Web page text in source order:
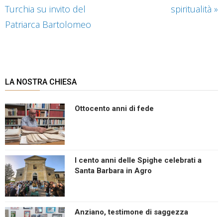
Turchia su invito del
Patriarca Bartolomeo
spiritualità »
LA NOSTRA CHIESA
Ottocento anni di fede
I cento anni delle Spighe celebrati a
Santa Barbara in Agro
Anziano, testimone di saggezza